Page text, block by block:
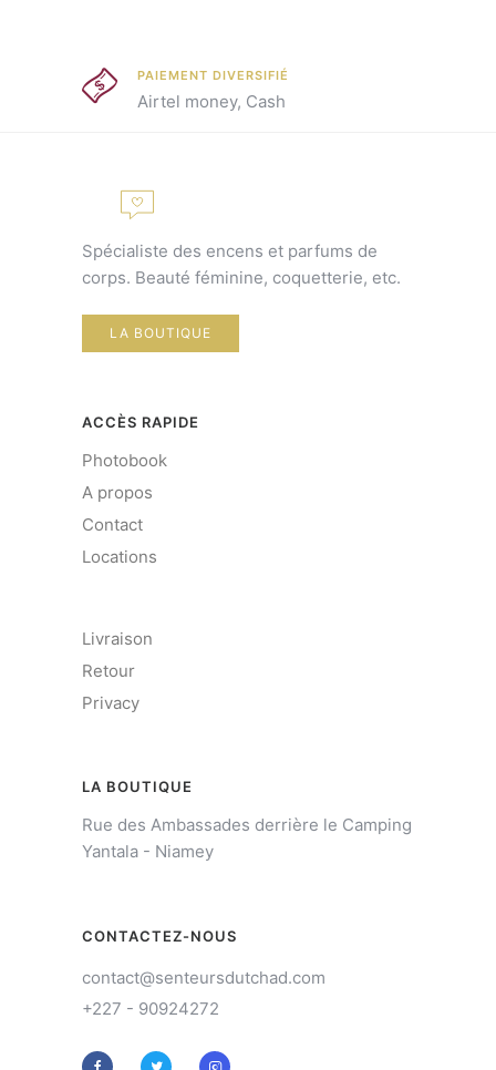
PAIEMENT DIVERSIFIÉ
Airtel money, Cash
Spécialiste des encens et parfums de
corps. Beauté féminine, coquetterie, etc.
LA BOUTIQUE
ACCÈS RAPIDE
Photobook
A propos
Contact
Locations
Livraison
Retour
Privacy
LA BOUTIQUE
Rue des Ambassades derrière le Camping
Yantala - Niamey
CONTACTEZ-NOUS
contact@senteursdutchad.com
+227 - 90924272